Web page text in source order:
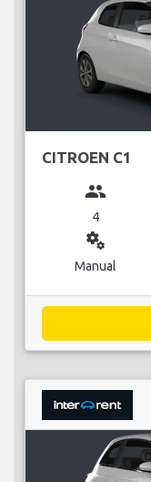
CITROEN C1
group
4
miscellaneous_services
Manual